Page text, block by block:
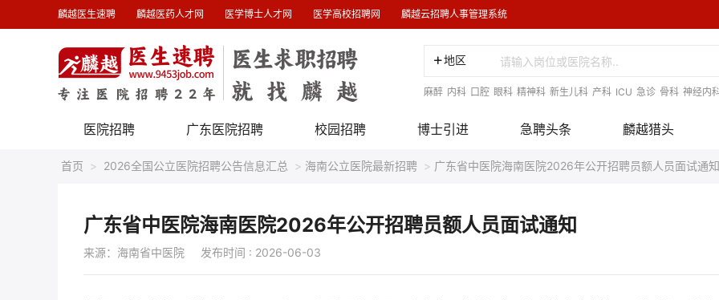
麟越医生速聘 麟越医药人才网 医学博士人才网 医学高校招聘网 麟越云招聘人事管理系统
地区
麻醉 内科 口腔 眼科 精神科 新生儿科 产科 ICU 急诊 骨科 神经内
医院招聘 广东医院招聘 校园招聘 博士引进 急聘头条 麟越猎头
首页 > 2026全国公立医院招聘公告信息汇总 > 海南公立医院最新招聘 > 广东省中医院海南医院2026年公开招聘员额人员面试通知
广东省中医院海南医院2026年公开招聘员额人员面试通知
来源：海南省中医院 发布时间 : 2026-06-03